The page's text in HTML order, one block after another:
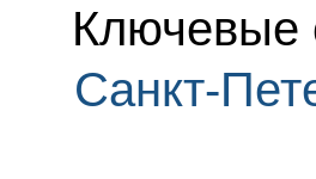
Ключевые
Санкт-